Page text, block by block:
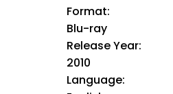
Format:
Blu-ray
Release Year:
2010
Language: